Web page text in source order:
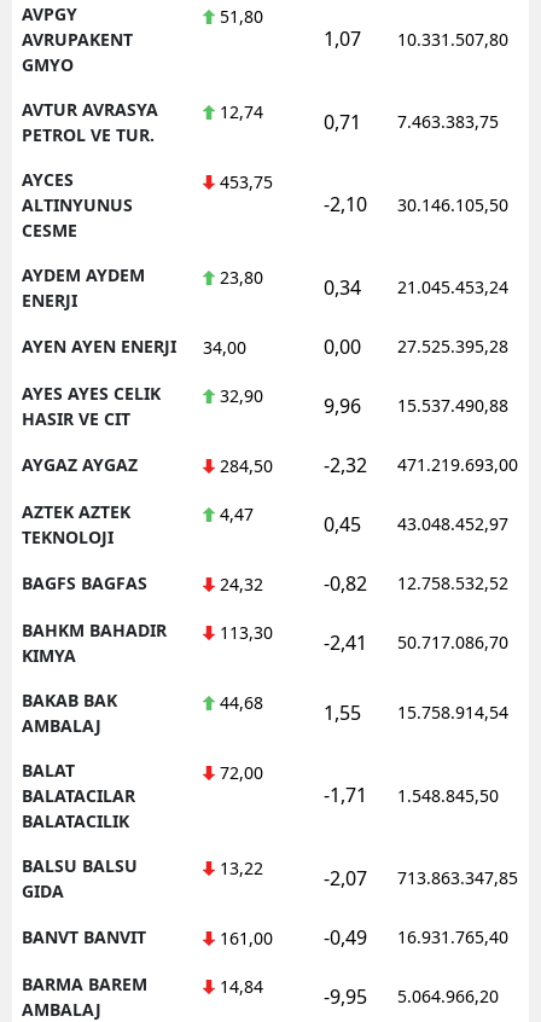
AVPGY
AVRUPAKENT
GMYO
51,80
1,07 10.331.507,80
AVTUR AVRASYA
PETROL VE TUR.
12,74 0,71 7.463.383,75
AYCES
ALTINYUNUS
CESME
453,75
-2,10 30.146.105,50
AYDEM AYDEM
ENERJI
23,80 0,34 21.045.453,24
AYEN AYEN ENERJI 34,00 0,00 27.525.395,28
AYES AYES CELIK
HASIR VE CIT
32,90 9,96 15.537.490,88
AYGAZ AYGAZ 284,50 -2,32 471.219.693,00
AZTEK AZTEK
TEKNOLOJI
4,47 0,45 43.048.452,97
BAGFS BAGFAS 24,32 -0,82 12.758.532,52
BAHKM BAHADIR
KIMYA
113,30 -2,41 50.717.086,70
BAKAB BAK
AMBALAJ
44,68 1,55 15.758.914,54
BALAT
BALATACILAR
BALATACILIK
72,00
-1,71 1.548.845,50
BALSU BALSU
GIDA
13,22 -2,07 713.863.347,85
BANVT BANVIT 161,00 -0,49 16.931.765,40
BARMA BAREM
AMBALAJ
14,84 -9,95 5.064.966,20